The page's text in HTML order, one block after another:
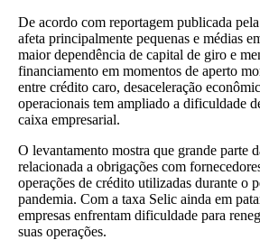
De acordo com reportagem publicada
afeta principalmente pequenas e médias
maior dependência de capital de giro e
financiamento em momentos de aperto
entre crédito caro, desaceleração
operacionais tem ampliado a dificuldade
caixa empresarial.
O levantamento mostra que grande parte
relacionada a obrigações com
operações de crédito utilizadas durante o
pandemia. Com a taxa Selic ainda em
empresas enfrentam dificuldade para
suas operações.